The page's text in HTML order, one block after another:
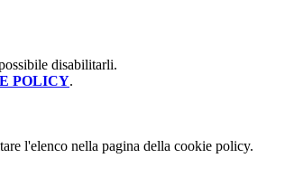
disabilitarli.
POLICY.
l'elenco nella pagina della cookie policy.